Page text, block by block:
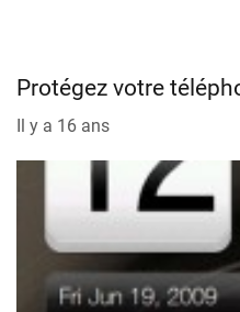
Protégez votre
Il y a 16 ans